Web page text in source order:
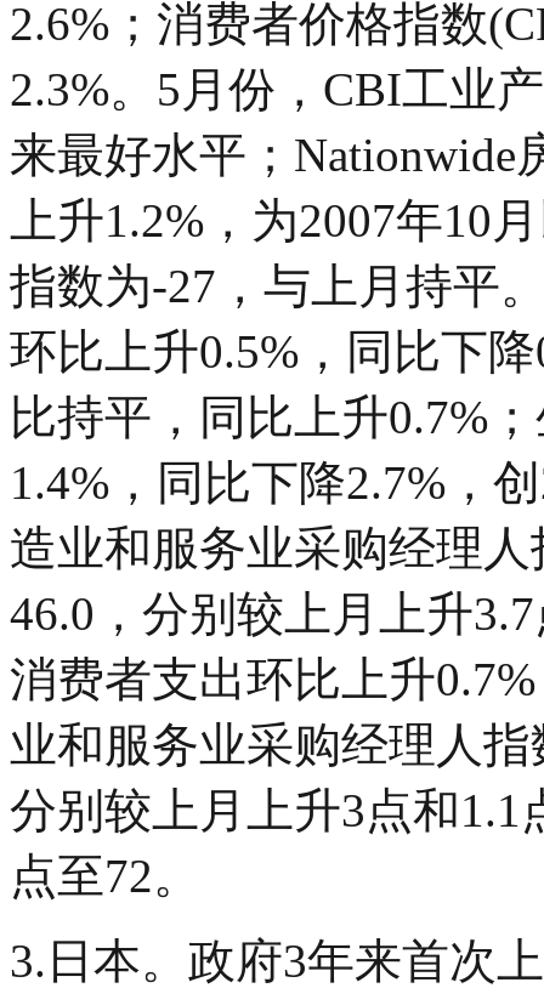
2.6%；消费者价格指数
2.3%。5月份，CBI工业
来最好水平；Nationwide
上升1.2%，为2007年10
指数为-27，与上月持平
环比上升0.5%，同比下
比持平，同比上升0.7%
1.4%，同比下降2.7%，
造业和服务业采购经理
46.0，分别较上月上升
消费者支出环比上升
业和服务业采购经理人
分别较上月上升3点和
点至72。
3.日本。政府3年来首次